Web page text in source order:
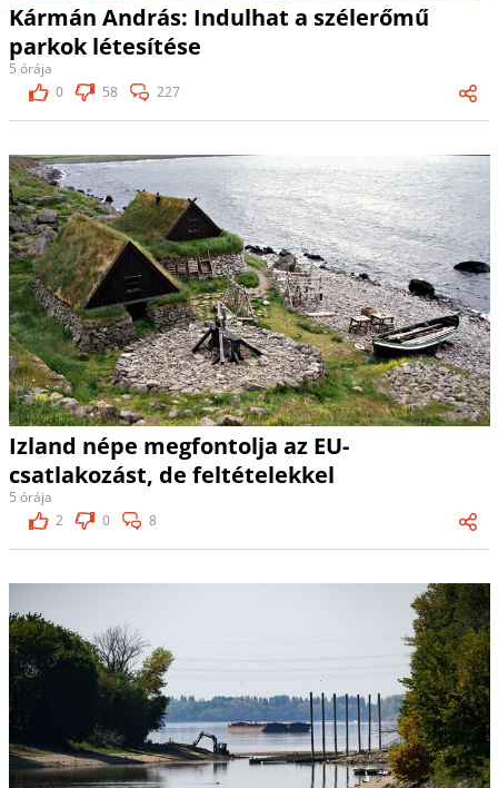
Kármán András: Indulhat a szélerőmű
parkok létesítése
5 órája
0
58 227
Izland népe megfontolja az EU-
csatlakozást, de feltételekkel
5 órája
2
0 8